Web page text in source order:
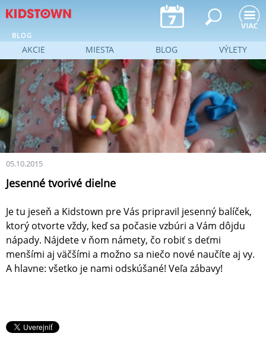
Jump to navigation
05.10.2015
BLOG
Jesenné tvorivé dielne
Je tu jeseň a Kidstown pre Vás pripravil jesenný balíček,
ktorý otvorte vždy, keď sa počasie vzbúri a Vám dôjdu
nápady. Nájdete v ňom námety, čo robiť s deťmi
menšími aj väčšími a možno sa niečo nové naučíte aj vy.
A hlavne: všetko je nami odskúšané! Veľa zábavy!
AKCIE MIESTA BLOG VÝLETY